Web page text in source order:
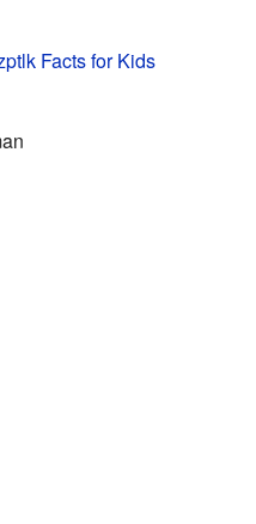
Facts for Kids